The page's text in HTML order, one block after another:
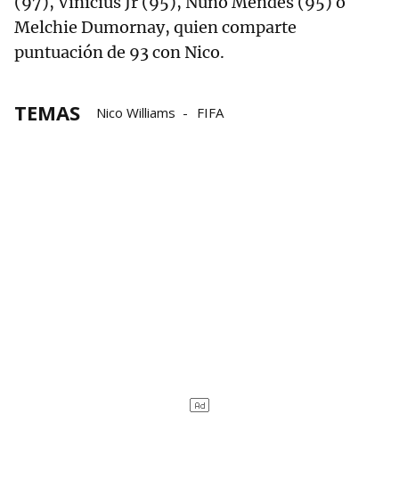
Melchie Dumornay, quien comparte
puntuación de 93 con Nico.
TEMAS Nico Williams FIFA